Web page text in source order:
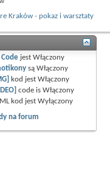
Kraków - pokaz i warsztaty
Code jestWłączony
sąWłączony
kod jestWłączony
code isWłączony
kod jestWyłączony
na forum